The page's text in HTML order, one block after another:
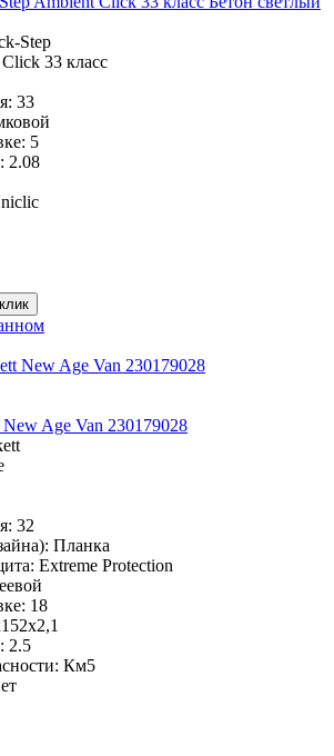
Step
33 класс
33
5
2.08
Age Van 230179028
32
Планка
Extreme Protection
18
2.5
Км5